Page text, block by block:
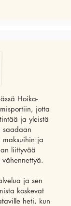
Hoika-
jotta
ja yleistä
saadaan
maksuihin ja
liittyvää
ja sen
koskevat
heti, kun